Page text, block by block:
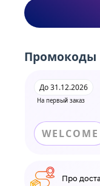
Промокоды
На первый заказ
До 31.12.2026
WELCOME
Про